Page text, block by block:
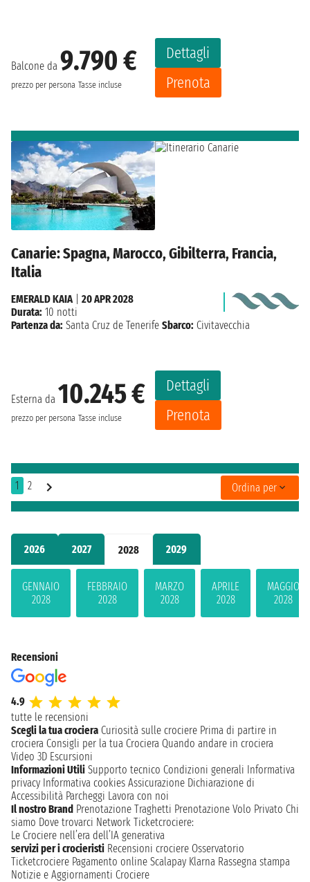
2026 2027 2028 2029
GENNAIO
2028
FEBBRAIO
2028
MARZO
2028
APRILE
2028
MAGGIO
2028
Balcone da 9.790 €
prezzo per persona Tasse incluse
Dettagli
Prenota
Canarie: Spagna, Marocco, Gibilterra, Francia,
Italia
Esterna da 10.245 €
prezzo per persona Tasse incluse
Dettagli
Prenota
EMERALD KAIA| 20 APR 2028
Durata: 10 notti
Partenza da: Santa Cruz de Tenerife Sbarco: Civitavecchia
1 2 Ordina per
Recensioni
4.9
tutte le recensioni
Scegli la tua crociera Curiosità sulle crociere Prima di partire in
crociera Consigli per la tua Crociera Quando andare in crociera
Video 3D Escursioni
Informazioni Utili Supporto tecnico Condizioni generali Informativa
privacy Informativa cookies Assicurazione Dichiarazione di
Accessibilità Parcheggi Lavora con noi
Il nostro Brand Prenotazione Traghetti Prenotazione Volo Privato Chi
siamo Dove trovarci Network Ticketcrociere:
Le Crociere nell’era dell’IA generativa
servizi per i crocieristi Recensioni crociere Osservatorio
Ticketcrociere Pagamento online Scalapay Klarna Rassegna stampa
Notizie e Aggiornamenti Crociere